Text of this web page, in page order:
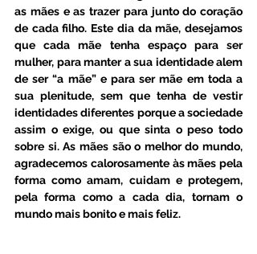
as mães e as trazer para junto do coração
de cada filho. Este dia da mãe, desejamos
que cada mãe tenha espaço para ser
mulher, para manter a sua identidade alem
de ser “a mãe” e para ser mãe em toda a
sua plenitude, sem que tenha de vestir
identidades diferentes porque a sociedade
assim o exige, ou que sinta o peso todo
sobre si. As mães são o melhor do mundo,
agradecemos calorosamente às mães pela
forma como amam, cuidam e protegem,
pela forma como a cada dia, tornam o
mundo mais bonito e mais feliz.